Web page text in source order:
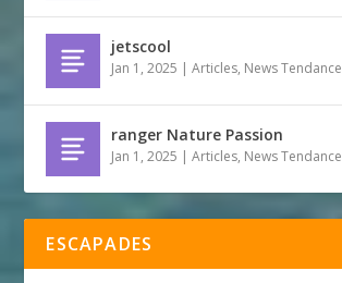
jetscool
Jan 1, 2025 |Articles, News Tendance
ranger Nature Passion
Jan 1, 2025 |Articles, News Tendance
ESCAPADES